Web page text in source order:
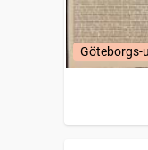
Göteborgs-